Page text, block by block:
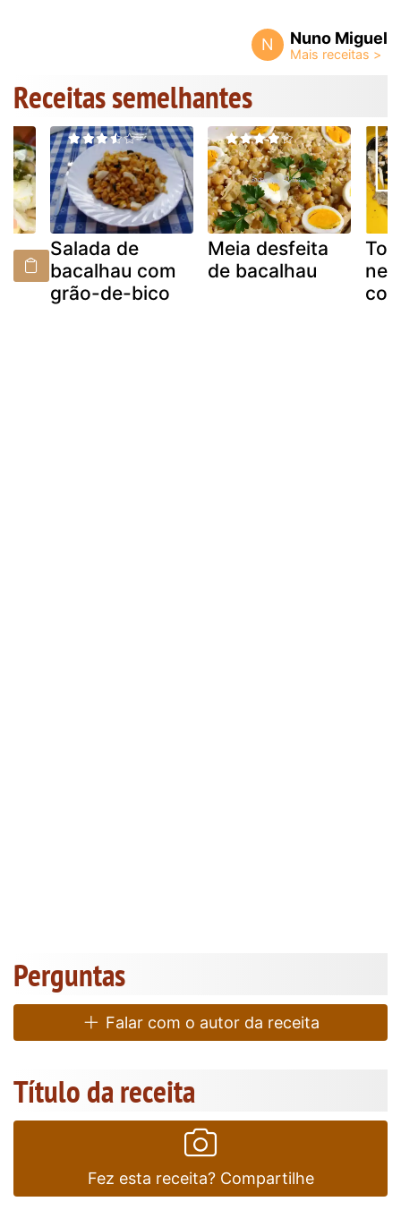
N Nuno Miguel
Receitas semelhantes
Salada de
bacalhau com
grão-de-bico
Meia desfeita
de bacalhau
Perguntas
Falar com o autor da receita
Título da receita
Fez esta receita? Compartilhe